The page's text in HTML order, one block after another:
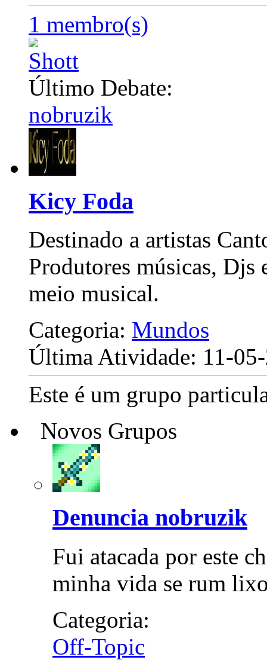
1 membro(s)
Último Debate:
nobruzik
Kicy Foda
Destinado a artistas
Produtores músicas, Djs
meio musical.
Categoria: Mundos
Última Atividade: 11-
Este é um grupo
Novos Grupos
Denuncia nobruzik
Fui atacada por este
minha vida se rum
Categoria:
Off-Topic